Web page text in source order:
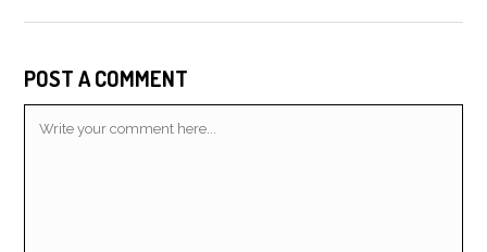
POST A COMMENT